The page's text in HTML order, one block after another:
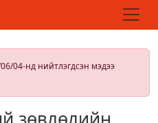
04-нд нийтлэгдсэн мэдээ
зөвлөлийн